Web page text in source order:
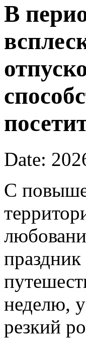
В
Date:
С
неделю,
резкий